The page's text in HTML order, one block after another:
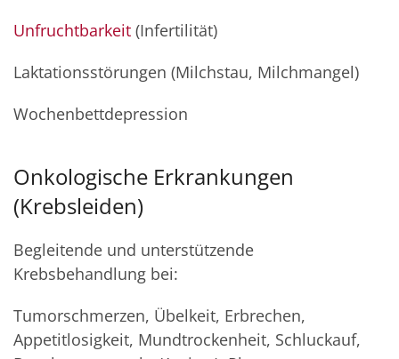
Unfruchtbarkeit (Infertilität)
Laktationsstörungen (Milchstau, Milchmangel)
Wochenbettdepression
Onkologische Erkrankungen
(Krebsleiden)
Begleitende und unterstützende
Krebsbehandlung bei:
Tumorschmerzen, Übelkeit, Erbrechen,
Appetitlosigkeit, Mundtrockenheit, Schluckauf,